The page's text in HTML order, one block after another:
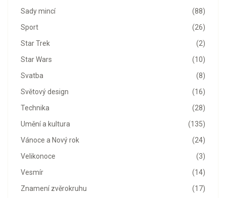
(88)
Sady mincí
(26)
Sport
(2)
Star Trek
(10)
Star Wars
(8)
Svatba
(16)
Světový design
(28)
Technika
(135)
Umění a kultura
(24)
Vánoce a Nový rok
(3)
Velikonoce
(14)
Vesmír
(17)
Znamení zvěrokruhu